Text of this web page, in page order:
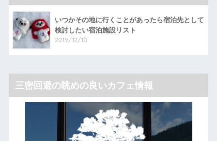
いつかその地に行くことがあったら宿泊先として
検討したい宿泊施設リスト
2019/12/10
三密回避の眺めの良いカフェ情報